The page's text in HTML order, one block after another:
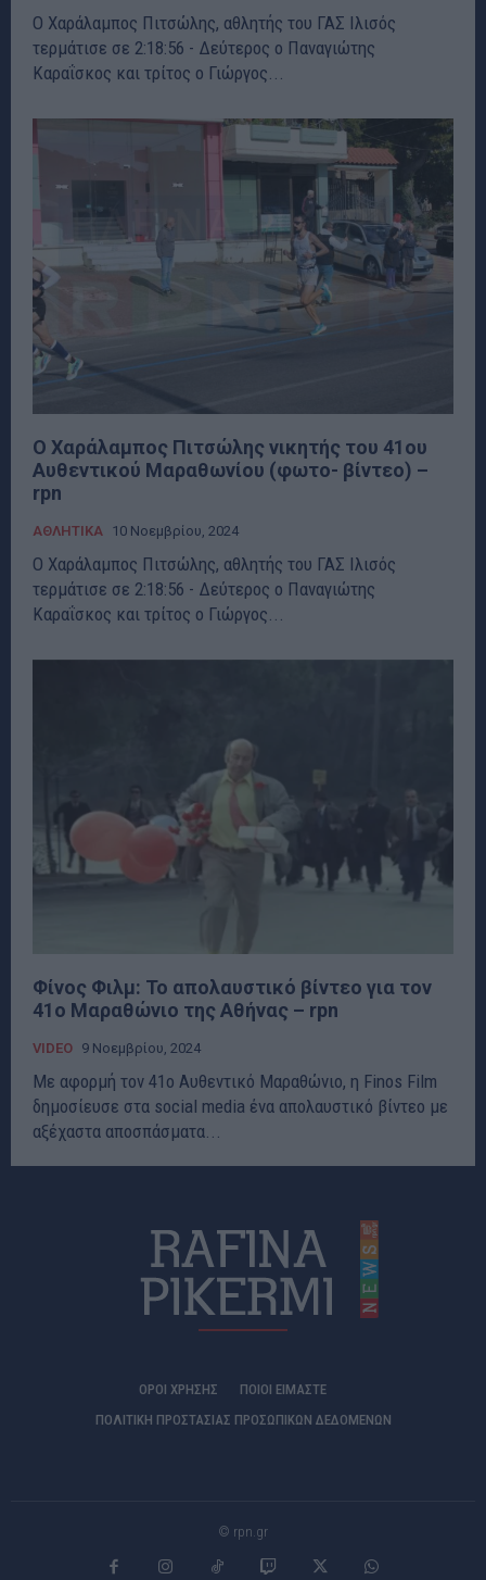
Ο Χαράλαμπος Πιτσώλης, αθλητής του ΓΑΣ Ιλισός
τερμάτισε σε 2:18:56 - Δεύτερος ο Παναγιώτης
Καραΐσκος και τρίτος ο Γιώργος...
Ο Χαράλαμπος Πιτσώλης νικητής του 41ου
Αυθεντικού Μαραθωνίου (φωτο- βίντεο) –
rpn
ΑΘΛΗΤΙΚΑ 10 Νοεμβρίου, 2024
Ο Χαράλαμπος Πιτσώλης, αθλητής του ΓΑΣ Ιλισός
τερμάτισε σε 2:18:56 - Δεύτερος ο Παναγιώτης
Καραΐσκος και τρίτος ο Γιώργος...
Φίνος Φιλμ: Το απολαυστικό βίντεο για τον
41ο Μαραθώνιο της Αθήνας – rpn
VIDEO 9 Νοεμβρίου, 2024
Με αφορμή τον 41ο Αυθεντικό Μαραθώνιο, η Finos Film
δημοσίευσε στα social media ένα απολαυστικό βίντεο με
αξέχαστα αποσπάσματα...
ΟΡΟΙ ΧΡΗΣΗΣ
ΠΟΙΟΊ ΕΊΜΑΣΤΕ
ΠΟΛΙΤΙΚΗ ΠΡΟΣΤΑΣΙΑΣ ΠΡΟΣΩΠΙΚΩΝ ΔΕΔΟΜΕΝΩΝ
© rpn.gr